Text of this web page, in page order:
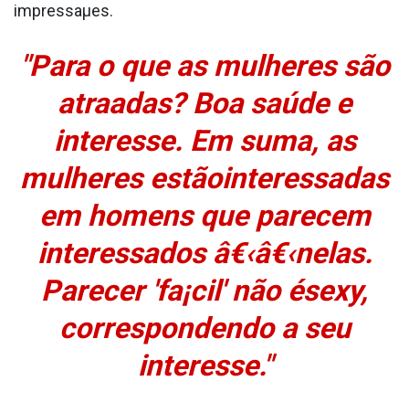
impressaµes.
"Para o que as mulheres são
atraa­das? Boa saúde e
interesse. Em suma, as
mulheres estãointeressadas
em homens que parecem
interessados â€‹â€‹nelas.
Parecer 'fa¡cil' não ésexy,
correspondendo a seu
interesse."